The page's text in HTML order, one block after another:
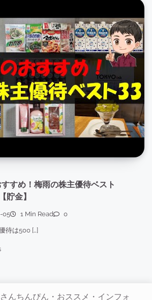
すすめ！梅雨の株主優待ベスト
金】
05 1 Min Read 0
待は500 […]
さんちんぴん・おススメ・インフォ